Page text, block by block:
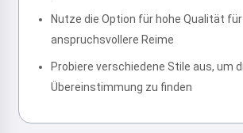
Nutze die Option für hohe Qualität für
anspruchsvollere Reime
Probiere verschiedene Stile aus, um
Übereinstimmung zu finden